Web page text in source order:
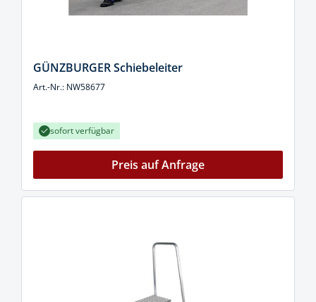
GÜNZBURGER Schiebeleiter
Art.-Nr.: NW58677
sofort verfügbar
Preis auf Anfrage